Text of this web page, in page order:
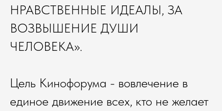
НРАВСТВЕННЫЕ ИДЕАЛЫ, ЗА
ВОЗВЫШЕНИЕ ДУШИ
ЧЕЛОВЕКА».
Цель Кинофорума - вовлечение в
единое движение всех, кто не желает